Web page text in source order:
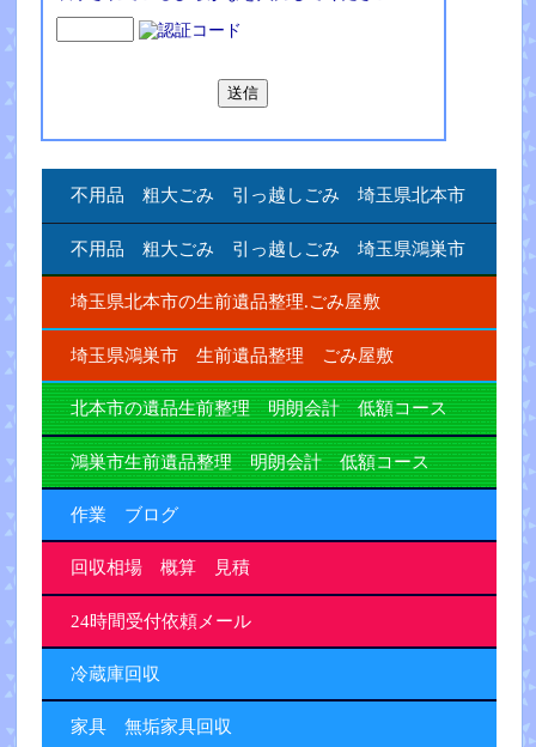
不用品 粗大ごみ 引っ越しごみ 埼玉県北本市
不用品 粗大ごみ 引っ越しごみ 埼玉県鴻巣市
埼玉県北本市の生前遺品整理.ごみ屋敷
埼玉県鴻巣市 生前遺品整理 ごみ屋敷
北本市の遺品生前整理 明朗会計 低額コース
鴻巣市生前遺品整理 明朗会計 低額コース
作業 ブログ
回収相場 概算 見積
24時間受付依頼メール
冷蔵庫回収
家具 無垢家具回収